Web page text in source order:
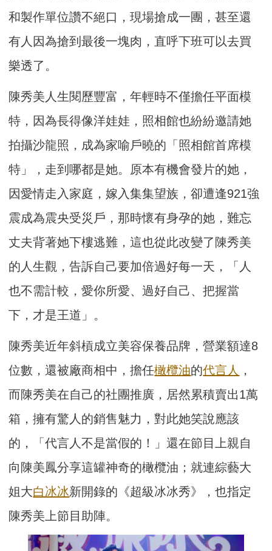
和製作單位讚不絕口，現場搶成一團，甚至還
有人因為搶到最後一塊肉，直呼下班可以去買
樂透了。
陳秀美人生閱歷豐富，年輕時不僅擔任平面模
特，因為長得像洋娃娃，照相館也紛紛邀請她
拍攝沙龍照， 成為家喻戶曉的「照相館首席模
特」，走到哪都是她。原本有機會發片的她，
因愛情走入家庭，嫁入集集望族，卻遭逢921強
震成為震央受災戶，那時懷有身孕的她，難忘
丈夫背著她下樓逃難，這也從此改變了陳秀美
的人生觀，告訴自己要加倍過好每一天，「人
也不需計較，愛你所愛、過好自己、把握當
下，才是王道」。
陳秀美近年斜槓成立美容保養品牌，營業額達8
位數，還被廠商相中，擔任橄欖油的代言人 ，
而陳秀美在自己的社團推廣，居然累積賣出1萬
箱，擁有驚人的銷售魅力，對此她笑說應該
的，「代言人不是當假的！」還在節目上親自
向陳美鳳分享這罐神奇的橄欖油；就連綜藝大
姐大白冰冰新開錄的《超級冰冰秀》，也指定
陳秀美上節目助陣。